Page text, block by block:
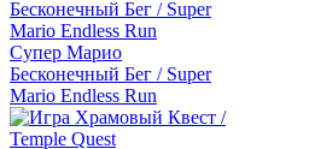
Супер Марио
Бесконечный Бег / Super
Mario Endless Run